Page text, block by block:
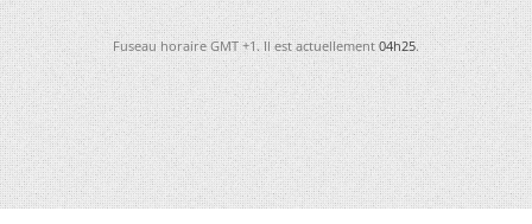
Fuseau horaire GMT +1. Il est actuellement04h25.